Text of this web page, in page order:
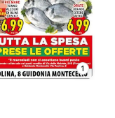
1